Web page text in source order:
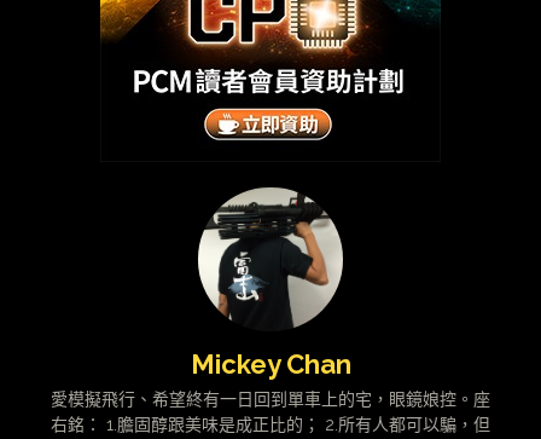
Mickey Chan
愛模擬飛行、希望終有一日回到單車上的宅，眼鏡娘控。座
右銘： 1.膽固醇跟美味是成正比的； 2.所有人都可以騙，但